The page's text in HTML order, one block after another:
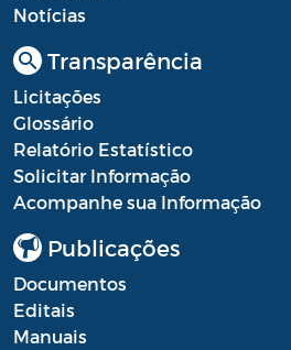
Portaria SEADM
Portaria SEDUC
Portaria SEFAZ
Portaria SESAU
Notícias
Transparência
Licitações
Glossário
Relatório Estatístico
Solicitar Informação
Acompanhe sua Informação
Publicações
Documentos
Editais
Manuais